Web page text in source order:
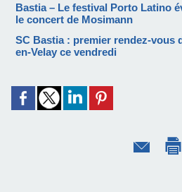
Bastia – Le festival Porto Latino
le concert de Mosimann
SC Bastia : premier rendez-vous
en-Velay ce vendredi